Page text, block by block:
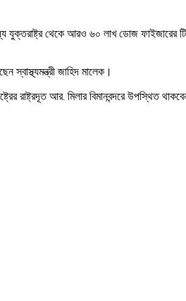
যুক্তরাষ্ট্র থেকে আরও ৬০ লাখ ডোজ
জাহিদ মালেক।
রাষ্ট্রদূত আর. মিলার বিমানবন্দরে উপস্থিত